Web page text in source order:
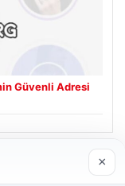
Güvenli Adresi
×